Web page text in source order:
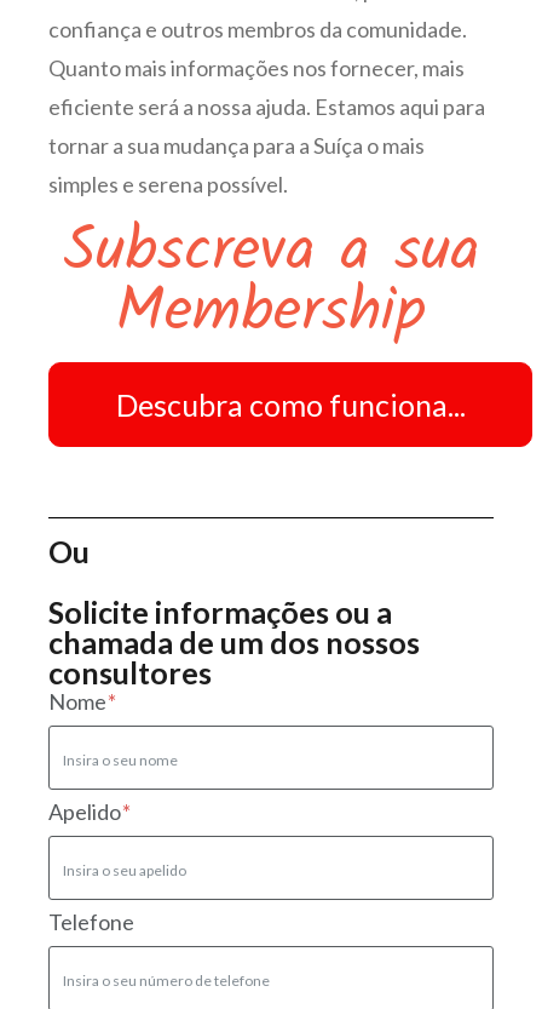
confiança e outros membros da comunidade.
Quanto mais informações nos fornecer, mais
eficiente será a nossa ajuda. Estamos aqui para
tornar a sua mudança para a Suíça o mais
simples e serena possível.
Subscreva a sua
Membership
Descubra como funciona...
Ou
Solicite informações ou a
chamada de um dos nossos
consultores
Nome
Apelido
Telefone